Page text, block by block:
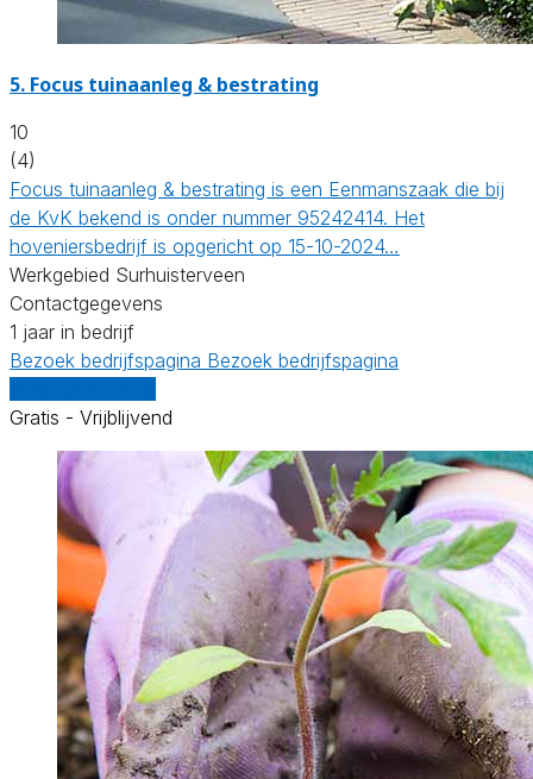
5. Focus tuinaanleg & bestrating
10
(4)
Focus tuinaanleg & bestrating is een Eenmanszaak die bij
de KvK bekend is onder nummer 95242414. Het
hoveniersbedrijf is opgericht op 15-10-2024…
Werkgebied Surhuisterveen
Contactgegevens
1 jaar in bedrijf
Bezoek bedrijfspagina Bezoek bedrijfspagina
Gratis - Vrijblijvend